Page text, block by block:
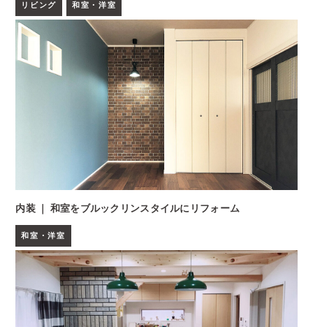
リビング 和室・洋室
内装 ｜ 和室をブルックリンスタイルにリフォーム
和室・洋室